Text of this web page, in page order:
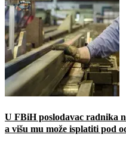
U FBiH poslodavac radnika
a višu mu može isplatiti pod